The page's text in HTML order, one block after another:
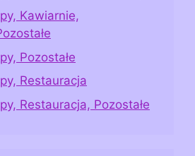
Kawiarnie,
Pozostałe
Restauracja
Restauracja, Pozostałe